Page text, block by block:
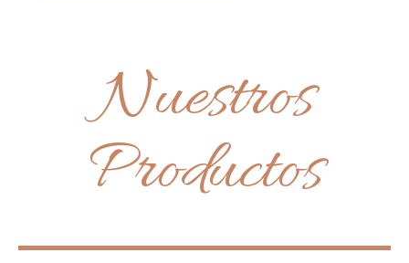
Nuestros
Productos